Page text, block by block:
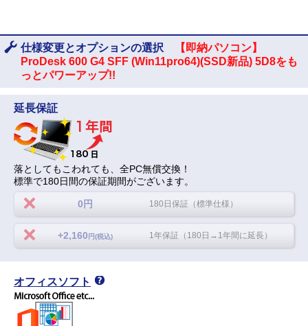
仕様変更とオプションの選択
【即納パソコン】
ProDesk 600 G4 SFF (Win11pro64)(SSD新品) 5D8をも
っとパワーアップ!!
延長保証
落としてもこわれても、全PC無償交換！
標準で180日間の保証期間がございます。
0円 180日保証（標準仕様）
+2,160 円(税込) 1年保証（180日→1年間に延長）
オフィスソフト